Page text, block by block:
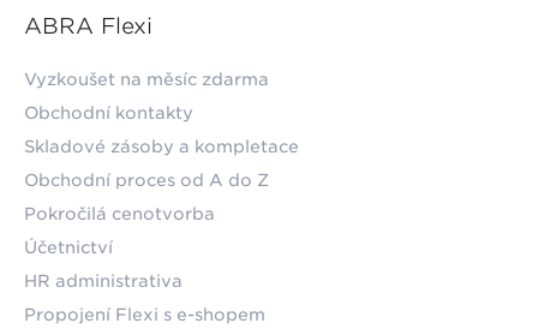
ABRA Flexi
Vyzkoušet na měsíc zdarma
Obchodní kontakty
Skladové zásoby a kompletace
Obchodní proces od A do Z
Pokročilá cenotvorba
Účetnictví
HR administrativa
Propojení Flexi s e-shopem